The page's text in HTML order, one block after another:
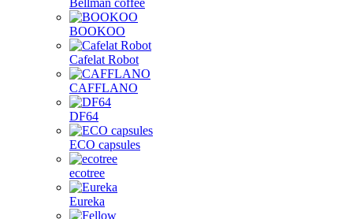
Bellman coffee
BOOKOO
Cafelat Robot
CAFFLANO
DF64
ECO capsules
ecotree
Eureka